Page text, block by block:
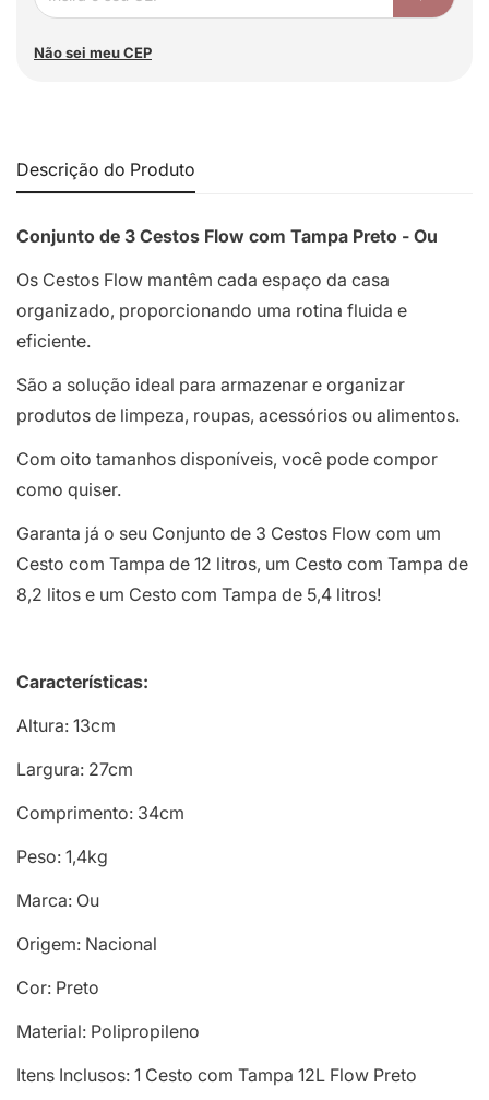
Não sei meu CEP
Descrição do Produto
Conjunto de 3 Cestos Flow com Tampa Preto - Ou
Os Cestos Flow mantêm cada espaço da casa
organizado, proporcionando uma rotina fluida e
eficiente.
São a solução ideal para armazenar e organizar
produtos de limpeza, roupas, acessórios ou alimentos.
Com oito tamanhos disponíveis, você pode compor
como quiser.
Garanta já o seu Conjunto de 3 Cestos Flow com um
Cesto com Tampa de 12 litros, um Cesto com Tampa de
8,2 litos e um Cesto com Tampa de 5,4 litros!
Características:
Altura: 13cm
Largura: 27cm
Comprimento: 34cm
Peso: 1,4kg
Marca: Ou
Origem: Nacional
Cor: Preto
Material: Polipropileno
Itens Inclusos: 1 Cesto com Tampa 12L Flow Preto